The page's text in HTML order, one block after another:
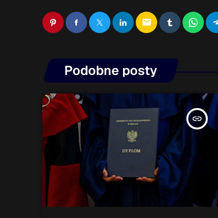
email
Podobne posty
insert_link